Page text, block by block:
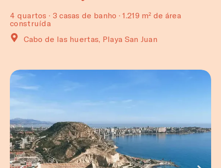
4 quartos · 3 casas de banho · 1.219 m² de área
construída
Cabo de las huertas, Playa San Juan